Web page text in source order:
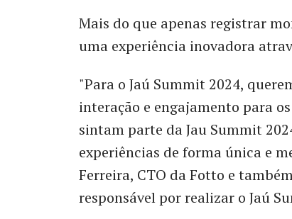
Mais do que apenas registrar
uma experiência inovadora
"Para o Jaú Summit 2024,
interação e engajamento para
sintam parte da Jau Summit
experiências de forma única e
Ferreira, CTO da Fotto e
responsável por realizar o Jaú